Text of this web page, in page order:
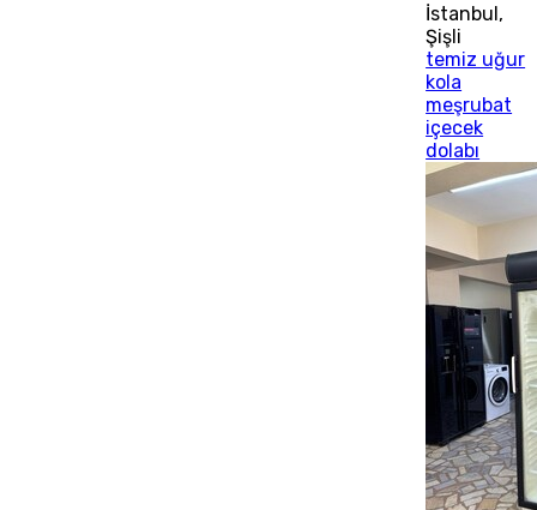
İstanbul,
Şişli
temiz uğur
kola
meşrubat
içecek
dolabı